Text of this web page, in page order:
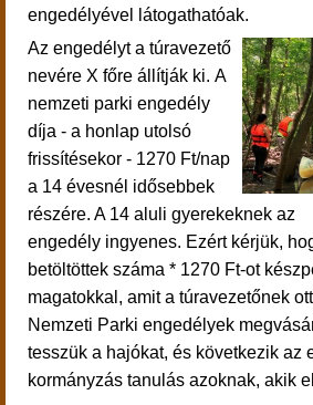
engedélyével látogathatóak.
Az engedélyt a túravezető
nevére X főre állítják ki. A
nemzeti parki engedély
díja - a honlap utolsó
frissítésekor - 1270 Ft/nap
a 14 évesnél idősebbek
részére. A 14 aluli gyerekeknek az
engedély ingyenes. Ezért kérjük,
betöltöttek száma * 1270 Ft-ot
magatokkal, amit a túravezetőnek
Nemzeti Parki engedélyek
tesszük a hajókat, és következik az
kormányzás tanulás azoknak, akik